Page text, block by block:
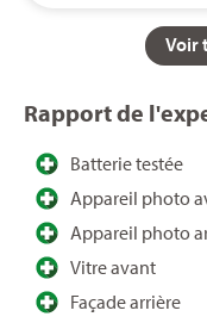
Voir
Rapport de
Batterie testée
Appareil photo
Appareil photo
Vitre avant ​
Façade arrière